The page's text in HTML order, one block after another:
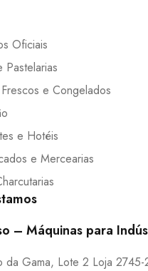
Oficiais
Pastelarias
e Congelados
e Hotéis
e Mercearias
– Máquinas para
da Gama, Lote 2 Loja